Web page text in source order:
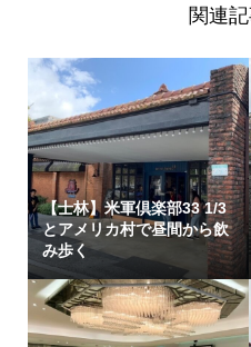
関連
【士林】米軍倶楽部33 1/3
とアメリカ村で昼間から飲
み歩く